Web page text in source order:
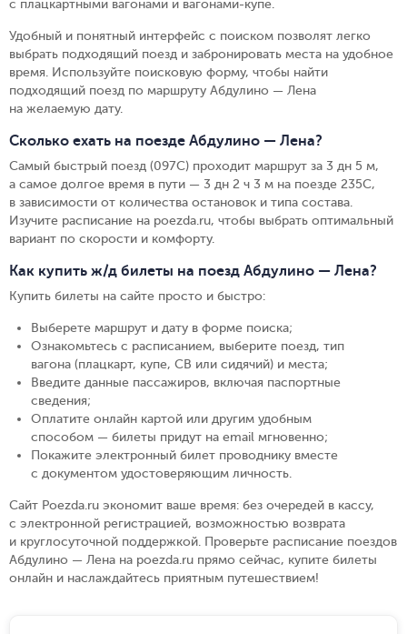
с плацкартными вагонами и вагонами-купе.
Удобный и понятный интерфейс с поиском позволят легко
выбрать подходящий поезд и забронировать места на удобное
время. Используйте поисковую форму, чтобы найти
подходящий поезд по маршруту Абдулино — Лена
на желаемую дату.
Сколько ехать на поезде Абдулино — Лена?
Самый быстрый поезд (097С) проходит маршрут за 3 дн 5 м,
а самое долгое время в пути — 3 дн 2 ч 3 м на поезде 235С,
в зависимости от количества остановок и типа состава.
Изучите расписание на poezda.ru, чтобы выбрать оптимальный
вариант по скорости и комфорту.
Как купить ж/д билеты на поезд Абдулино — Лена?
Купить билеты на сайте просто и быстро:
Выберете маршрут и дату в форме поиска;
Ознакомьтесь с расписанием, выберите поезд, тип
вагона (плацкарт, купе, СВ или сидячий) и места;
Введите данные пассажиров, включая паспортные
сведения;
Оплатите онлайн картой или другим удобным
способом — билеты придут на email мгновенно;
Покажите электронный билет проводнику вместе
с документом удостоверяющим личность.
Сайт Poezda.ru экономит ваше время: без очередей в кассу,
с электронной регистрацией, возможностью возврата
и круглосуточной поддержкой. Проверьте расписание поездов
Абдулино — Лена на poezda.ru прямо сейчас, купите билеты
онлайн и наслаждайтесь приятным путешествием!